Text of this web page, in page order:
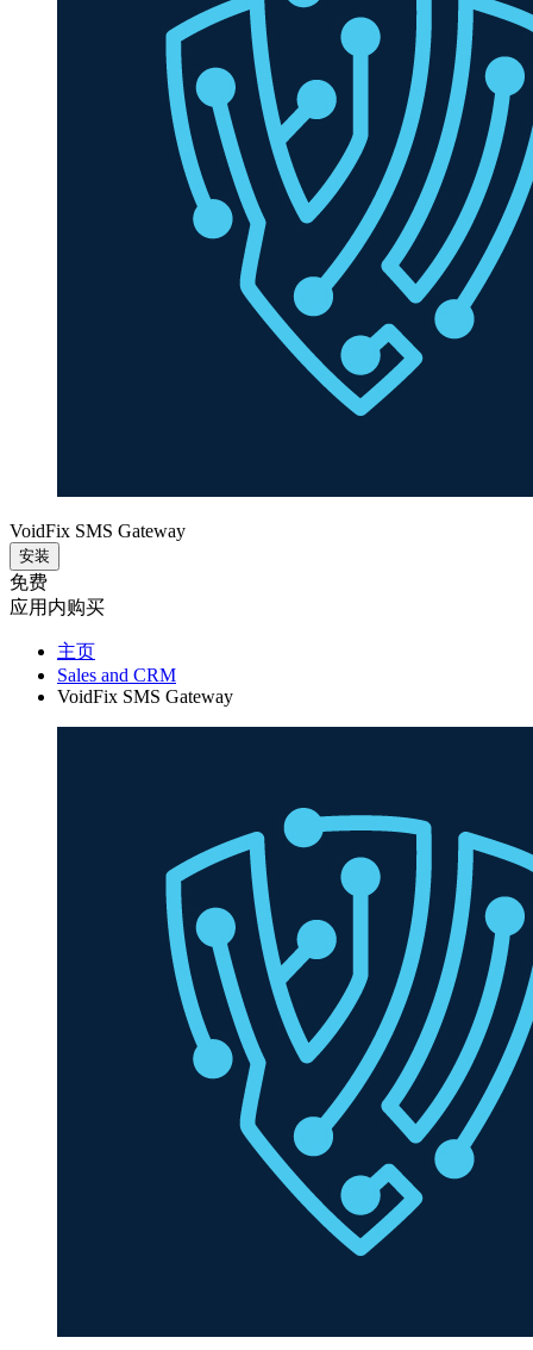
VoidFix SMS Gateway
安装
免费
应用内购买
主页
Sales and CRM
VoidFix SMS Gateway